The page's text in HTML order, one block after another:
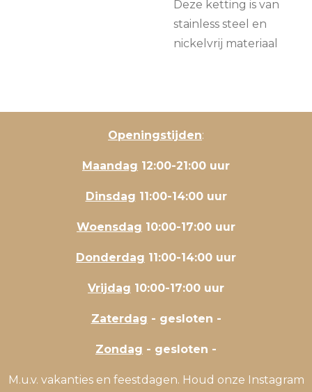
Deze ketting is van
stainless steel en
nickelvrij materiaal
Openingstijden:
Maandag 12:00-21:00 uur
Dinsdag 11:00-14:00 uur
Woensdag 10:00-17:00 uur
Donderdag 11:00-14:00 uur
Vrijdag 10:00-17:00 uur
Zaterdag - gesloten -
Zondag - gesloten -
M.u.v. vakanties en feestdagen. Houd onze Instagram